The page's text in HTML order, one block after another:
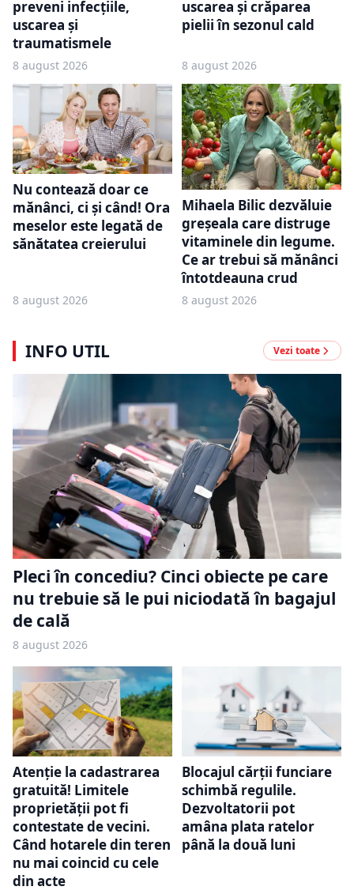
preveni infecțiile,
uscarea și
traumatismele
8 august 2026
uscarea și crăparea
pielii în sezonul cald
8 august 2026
Nu contează doar ce
mănânci, ci și când! Ora
meselor este legată de
sănătatea creierului
8 august 2026
Mihaela Bilic dezvăluie
greșeala care distruge
vitaminele din legume.
Ce ar trebui să mănânci
întotdeauna crud
8 august 2026
INFO UTIL Vezi toate
Pleci în concediu? Cinci obiecte pe care
nu trebuie să le pui niciodată în bagajul
de cală
8 august 2026
Atenție la cadastrarea
gratuită! Limitele
proprietății pot fi
contestate de vecini.
Când hotarele din teren
nu mai coincid cu cele
din acte
Blocajul cărții funciare
schimbă regulile.
Dezvoltatorii pot
amâna plata ratelor
până la două luni